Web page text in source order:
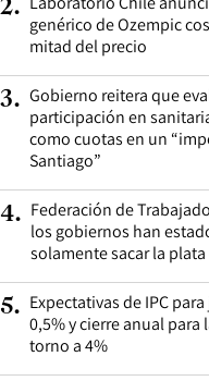
2.
genérico de Ozempic
mitad del precio
3. Gobierno reitera que
participación en
como cuotas en un
Santiago”
4. Federación de
los gobiernos han
solamente sacar la
5. Expectativas de IPC
0,5% y cierre anual
torno a 4%